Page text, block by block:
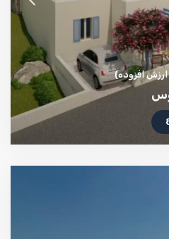
ارزش افزوده)